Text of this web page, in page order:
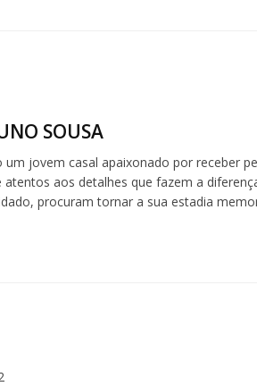
SOUSA
um jovem casal apaixonado por receber
aos detalhes que fazem a
procuram tornar a sua estadia